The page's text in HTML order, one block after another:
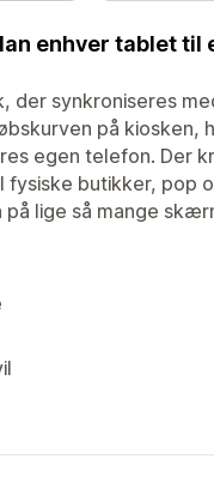
enhver tablet til
der synkroniseres
på kiosken,
egen telefon. Der
fysiske butikker, pop
lige så mange